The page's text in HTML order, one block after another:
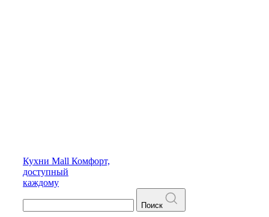
Кухни Mall Комфорт,
доступный
каждому
Поиск